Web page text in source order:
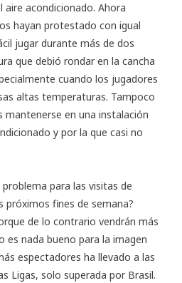
aire acondicionado. Ahora
hayan protestado con igual
jugar durante más de dos
que debió rondar en la cancha
cuando los jugadores
altas temperaturas. Tampoco
mantenerse en una instalación
y por la que casi no
para las visitas de
próximos fines de semana?
de lo contrario vendrán más
es nada bueno para la imagen
espectadores ha llevado a las
Ligas, solo superada por Brasil.